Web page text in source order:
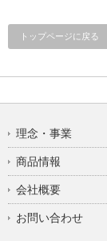
トップページに戻る
理念・事業
商品情報
会社概要
お問い合わせ